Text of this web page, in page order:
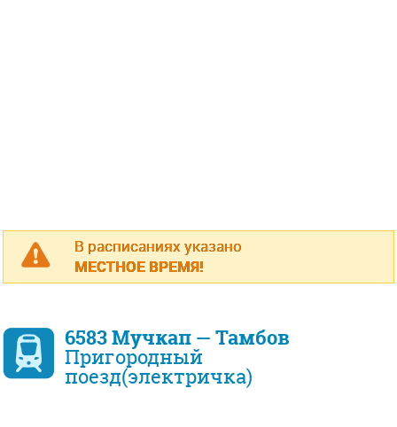
В расписаниях указано
МЕСТНОЕ ВРЕМЯ!
6583 Мучкап — Тамбов
Пригородный
поезд(электричка)